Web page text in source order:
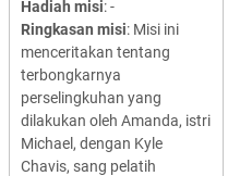
Hadiah misi: -
Ringkasan misi: Misi ini
menceritakan tentang
terbongkarnya
perselingkuhan yang
dilakukan oleh Amanda, istri
Michael, dengan Kyle
Chavis, sang pelatih